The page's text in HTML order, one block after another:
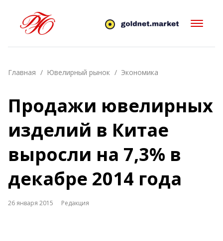
Главная Ювелирный рынок Экономика
Продажи ювелирных
изделий в Китае
выросли на 7,3% в
декабре 2014 года
26 января 2015 Редакция